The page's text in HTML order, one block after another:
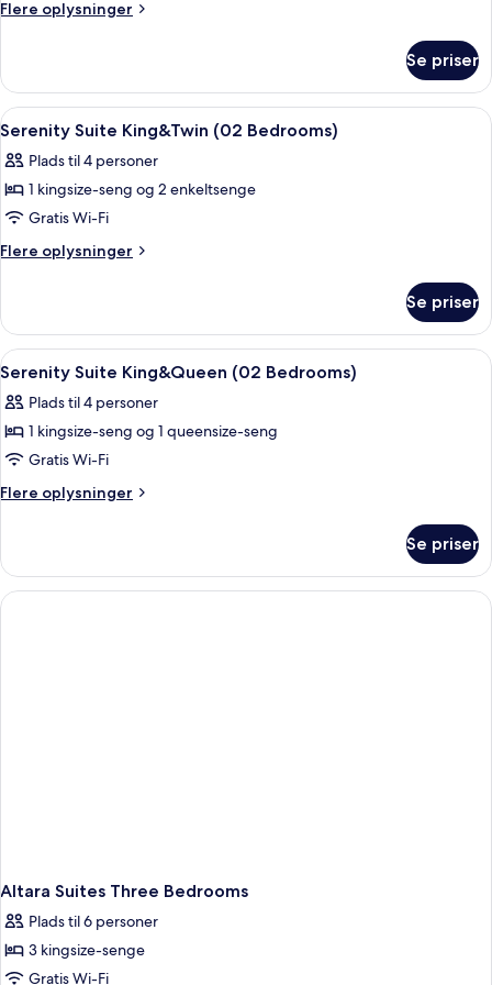
2
Flere oplysninger
Flere
Suite
King
&
2
Bedrooms
Se priser
Indlæs
alle
billeder
af
Serenity
Suite
Bedrooms)
1 soveværelse, pengeskab på
6
Serenity Suite King&Twin (02 Bedrooms)
Plads til 4 personer
1 kingsize-seng og 2 enkeltsenge
Gratis Wi-Fi
Flere oplysninger
Flere
Suite
King&Twin
(02
Bedrooms)
Se priser
Indlæs
alle
billeder
af
Serenity
Suite
Bedrooms)
1 soveværelse, pengeskab på
9
Serenity Suite King&Queen (02 Bedrooms)
Plads til 4 personer
1 kingsize-seng og 1 queensize-seng
Gratis Wi-Fi
Flere oplysninger
Flere
Suite
King&Queen
(02
Se priser
Altara Suites Three Bedrooms
Plads til 6 personer
3 kingsize-senge
Gratis Wi-Fi